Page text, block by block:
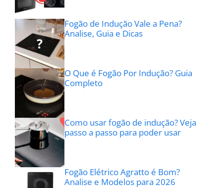
Fogão de Indução Vale a Pena?
Analise, Guia e Dicas
O Que é Fogão Por Indução? Guia
Completo
Como usar fogão de indução? Veja
passo a passo para poder usar
Fogão Elétrico Agratto é Bom?
Analise e Modelos para 2026